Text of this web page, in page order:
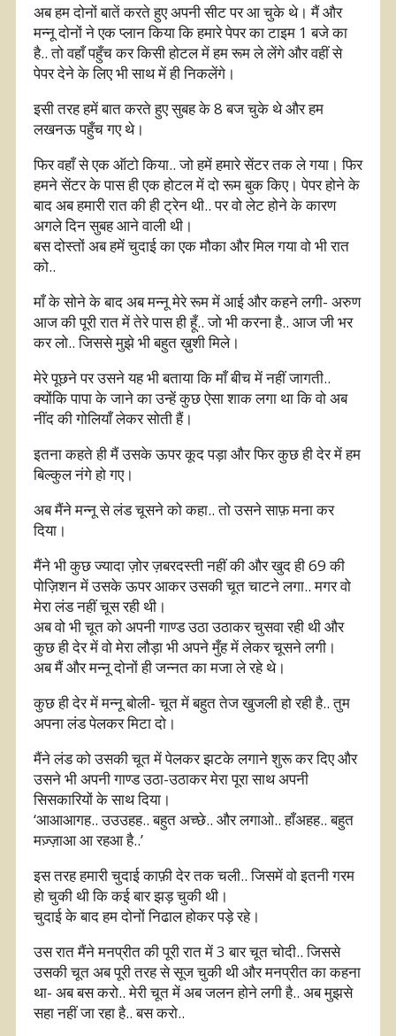
अब हम दोनों बातें करते हुए अपनी सीट पर आ चुके थे। मैं और
मन्नू दोनों ने एक प्लान किया कि हमारे पेपर का टाइम 1 बजे का
है.. तो वहाँ पहुँच कर किसी होटल में हम रूम ले लेंगे और वहीं से
पेपर देने के लिए भी साथ में ही निकलेंगे।
इसी तरह हमें बात करते हुए सुबह के 8 बज चुके थे और हम
लखनऊ पहुँच गए थे।
फिर वहाँ से एक ऑटो किया.. जो हमें हमारे सेंटर तक ले गया। फिर
हमने सेंटर के पास ही एक होटल में दो रूम बुक किए। पेपर होने के
बाद अब हमारी रात की ही ट्रेन थी.. पर वो लेट होने के कारण
अगले दिन सुबह आने वाली थी।
बस दोस्तों अब हमें चुदाई का एक मौका और मिल गया वो भी रात
को..
माँ के सोने के बाद अब मन्नू मेरे रूम में आई और कहने लगी- अरुण
आज की पूरी रात में तेरे पास ही हूँ.. जो भी करना है.. आज जी भर
कर लो.. जिससे मुझे भी बहुत ख़ुशी मिले।
मेरे पूछने पर उसने यह भी बताया कि माँ बीच में नहीं जागती..
क्योंकि पापा के जाने का उन्हें कुछ ऐसा शाक लगा था कि वो अब
नींद की गोलियाँ लेकर सोती हैं।
इतना कहते ही मैं उसके ऊपर कूद पड़ा और फिर कुछ ही देर में हम
बिल्कुल नंगे हो गए।
अब मैंने मन्नू से लंड चूसने को कहा.. तो उसने साफ़ मना कर
दिया।
मैंने भी कुछ ज्यादा ज़ोर ज़बरदस्ती नहीं की और खुद ही 69 की
पोज़िशन में उसके ऊपर आकर उसकी चूत चाटने लगा.. मगर वो
मेरा लंड नहीं चूस रही थी।
अब वो भी चूत को अपनी गाण्ड उठा उठाकर चुसवा रही थी और
कुछ ही देर में वो मेरा लौड़ा भी अपने मुँह में लेकर चूसने लगी।
अब मैं और मन्नू दोनों ही जन्नत का मजा ले रहे थे।
कुछ ही देर में मन्नू बोली- चूत में बहुत तेज खुजली हो रही है.. तुम
अपना लंड पेलकर मिटा दो।
मैंने लंड को उसकी चूत में पेलकर झटके लगाने शुरू कर दिए और
उसने भी अपनी गाण्ड उठा-उठाकर मेरा पूरा साथ अपनी
सिसकारियों के साथ दिया।
‘आआआगह.. उउउहह.. बहुत अच्छे.. और लगाओ.. हाँअहह.. बहुत
मज़्ज़ाआ आ रहआ है..’
इस तरह हमारी चुदाई काफ़ी देर तक चली.. जिसमें वो इतनी गरम
हो चुकी थी कि कई बार झड़ चुकी थी।
चुदाई के बाद हम दोनों निढाल होकर पड़े रहे।
उस रात मैंने मनप्रीत की पूरी रात में 3 बार चूत चोदी.. जिससे
उसकी चूत अब पूरी तरह से सूज चुकी थी और मनप्रीत का कहना
था- अब बस करो.. मेरी चूत में अब जलन होने लगी है.. अब मुझसे
सहा नहीं जा रहा है.. बस करो..